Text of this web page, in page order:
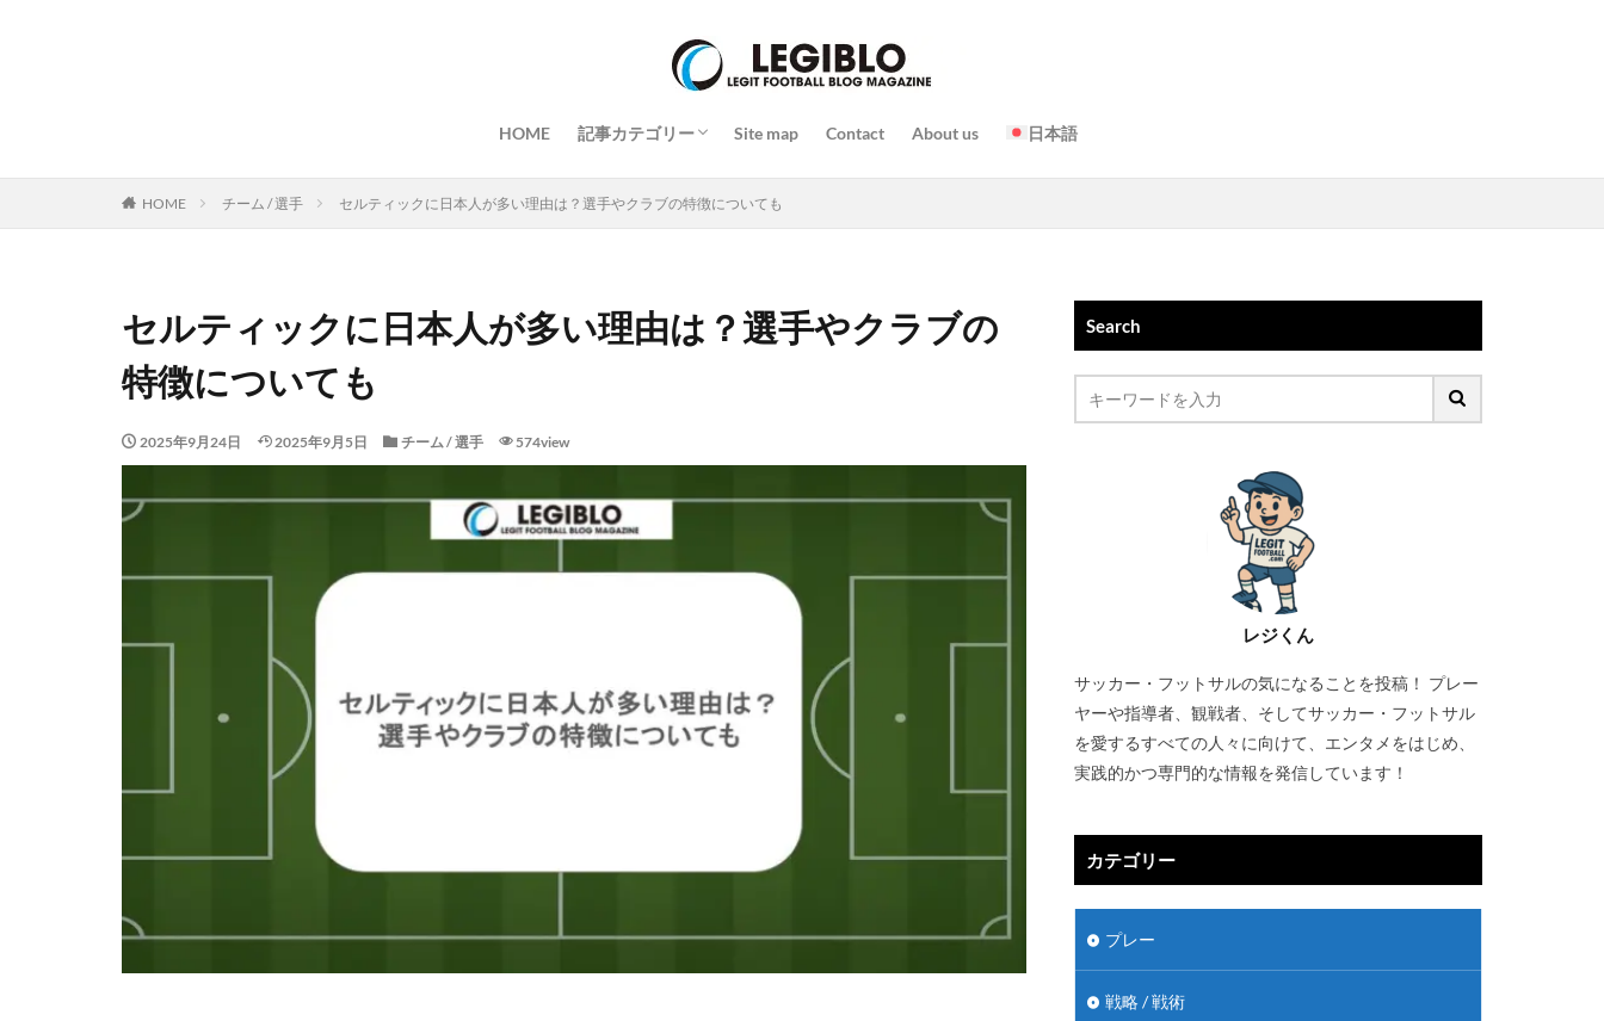
HOME 記事カテゴリー
プレー
戦略 / 戦術
トレーニング / 練習
チーム / 選手
コーチ / 監督 / 代表者
試合
イベント
スタジアム / 施設 / コート
日常 / 食事 / 習慣
その他
Site map Contact About us 日本語
HOME チーム / 選手 セルティックに日本人が多い理由は？選手やクラブの特徴についても
セルティックに日本人が多い理由は？選手やクラブの
特徴についても
2025年9月24日 2025年9月5日 チーム / 選手 574view
Search
レジくん
サッカー・フットサルの気になることを投稿！ プレー
ヤーや指導者、観戦者、そしてサッカー・フットサル
を愛するすべての人々に向けて、エンタメをはじめ、
実践的かつ専門的な情報を発信しています！
カテゴリー
プレー
戦略 / 戦術